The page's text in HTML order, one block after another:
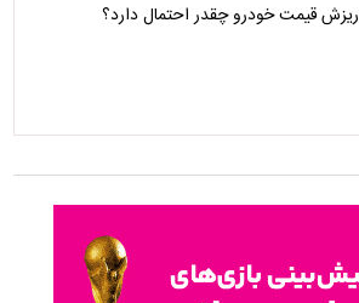
ریزش قیمت خودرو چقدر احتمال دارد؟